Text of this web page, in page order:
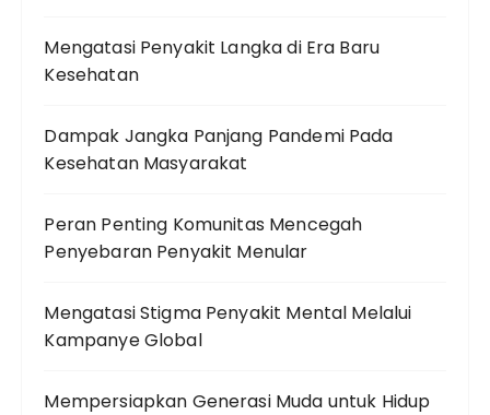
Mengatasi Penyakit Langka di Era Baru
Kesehatan
Dampak Jangka Panjang Pandemi Pada
Kesehatan Masyarakat
Peran Penting Komunitas Mencegah
Penyebaran Penyakit Menular
Mengatasi Stigma Penyakit Mental Melalui
Kampanye Global
Mempersiapkan Generasi Muda untuk Hidup